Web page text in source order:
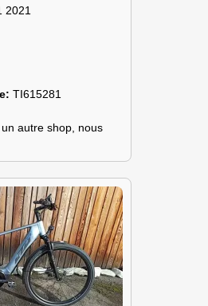
2021
TI615281
autre shop, nous